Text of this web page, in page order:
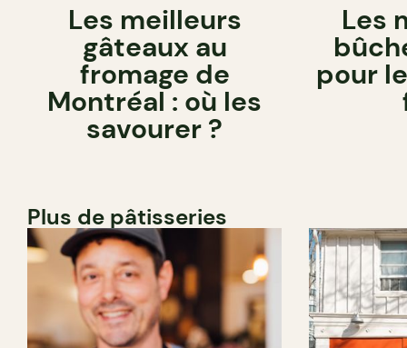
Les meilleurs
gâteaux au
fromage de
Montréal : où les
savourer ?
Les
pour
Plus de pâtisseries